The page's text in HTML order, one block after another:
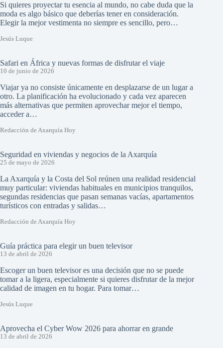
Si quieres proyectar tu esencia al mundo, no cabe duda que la
moda es algo básico que deberías tener en consideración.
Elegir la mejor vestimenta no siempre es sencillo, pero…
Jesús Luque
Safari en África y nuevas formas de disfrutar el viaje
10 de junio de 2026
Viajar ya no consiste únicamente en desplazarse de un lugar a
otro. La planificación ha evolucionado y cada vez aparecen
más alternativas que permiten aprovechar mejor el tiempo,
acceder a…
Redacción de Axarquía Hoy
Seguridad en viviendas y negocios de la Axarquía
25 de mayo de 2026
La Axarquía y la Costa del Sol reúnen una realidad residencial
muy particular: viviendas habituales en municipios tranquilos,
segundas residencias que pasan semanas vacías, apartamentos
turísticos con entradas y salidas…
Redacción de Axarquía Hoy
Guía práctica para elegir un buen televisor
13 de abril de 2026
Escoger un buen televisor es una decisión que no se puede
tomar a la ligera, especialmente si quieres disfrutar de la mejor
calidad de imagen en tu hogar. Para tomar…
Jesús Luque
Aprovecha el Cyber Wow 2026 para ahorrar en grande
13 de abril de 2026